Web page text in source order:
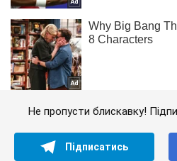
Не пропусти блискавку!
Підписатись